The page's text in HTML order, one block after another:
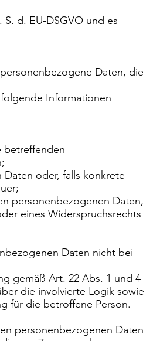
d. EU-DSGVO und es
Daten, die
Informationen
betreffenden
oder, falls konkrete
personenbezogenen Daten,
eines Widerspruchsrechts
Daten nicht bei
gemäß Art. 22 Abs. 1 und 4
die involvierte Logik sowie
für die betroffene Person.
personenbezogenen Daten